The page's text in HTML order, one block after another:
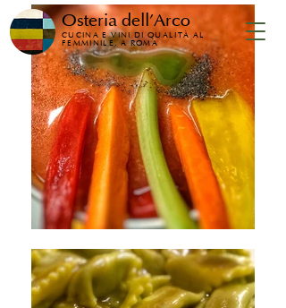
Osteria dell'Arco
CUCINA E VINI DI QUALITÀ AL
FEMMINILE, A ROMA